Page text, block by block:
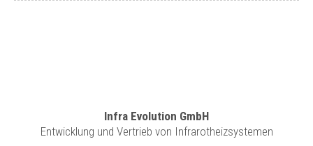
Infra Evolution GmbH
Entwicklung und Vertrieb von Infrarotheizsystemen